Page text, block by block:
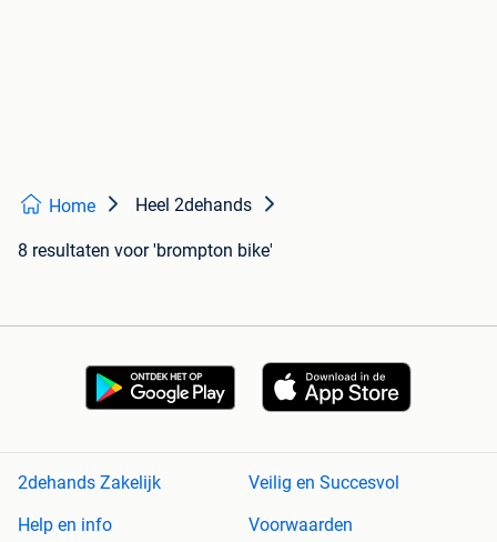
Home Heel 2dehands
8 resultaten voor 'brompton bike'
2dehands Zakelijk
Veilig en Succesvol
Help en info
Voorwaarden